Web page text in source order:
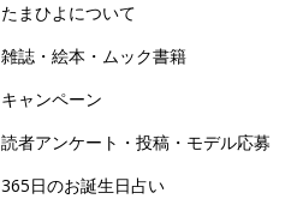
たまひよについて
雑誌・絵本・ムック書籍
キャンペーン
読者アンケート・投稿・モデル応募
365日のお誕生日占い